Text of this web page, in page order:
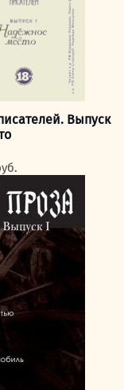
Выпуск
199,00 руб..